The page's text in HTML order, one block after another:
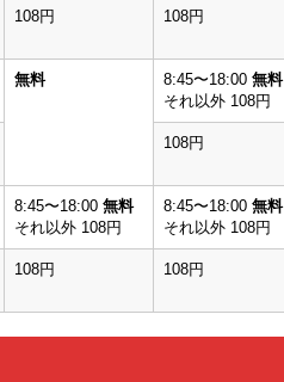
108円 108円
無料 8:45〜18:00 無料
それ以外 108円
108円
8:45〜18:00 無料
それ以外 108円
8:45〜18:00 無料
それ以外 108円
108円 108円